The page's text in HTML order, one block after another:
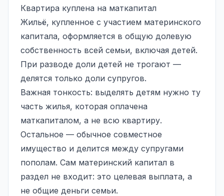
Квартира куплена на маткапитал
Жильё, купленное с участием материнского
капитала, оформляется в общую долевую
собственность всей семьи, включая детей.
При разводе доли детей не трогают —
делятся только доли супругов.
Важная тонкость: выделять детям нужно ту
часть жилья, которая оплачена
маткапиталом, а не всю квартиру.
Остальное — обычное совместное
имущество и делится между супругами
пополам. Сам материнский капитал в
раздел не входит: это целевая выплата, а
не общие деньги семьи.